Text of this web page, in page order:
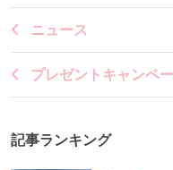
ニュース
プレゼントキャンペ
記事ランキング